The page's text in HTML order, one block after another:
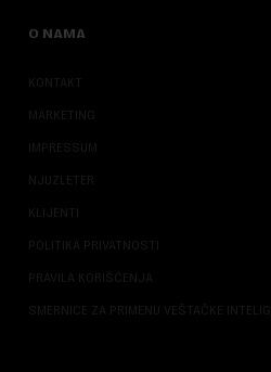
O NAMA
KONTAKT
MARKETING
IMPRESSUM
NJUZLETER
KLIJENTI
POLITIKA PRIVATNOSTI
PRAVILA KORIŠĆENJA
SMERNICE ZA PRIMENU VEŠTAČKE